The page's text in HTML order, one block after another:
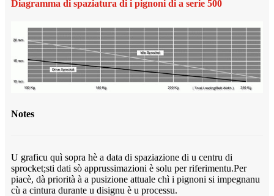
Diagramma di spaziatura di i pignoni di a serie 500
Notes
U graficu quì sopra hè a data di spaziazione di u centru di
sprocket;sti dati sò apprussimazioni è solu per riferimentu.Per
piacè, dà priorità à a pusizione attuale chì i pignoni si impegnanu
cù a cintura durante u disignu è u processu.